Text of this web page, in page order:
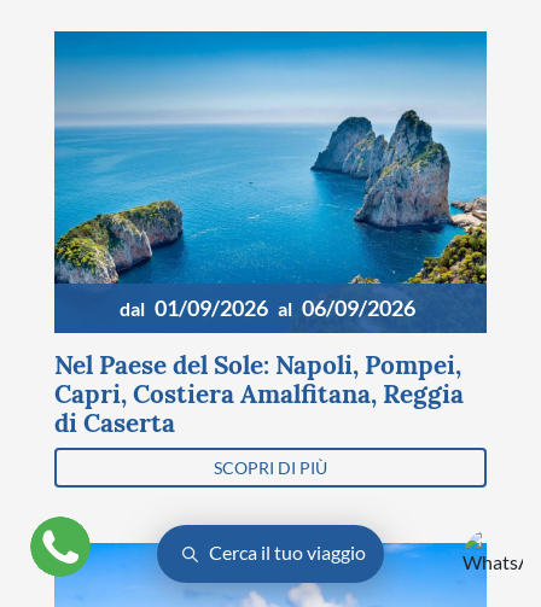
dal 01/09/2026 al 06/09/2026
Nel Paese del Sole: Napoli, Pompei,
Capri, Costiera Amalfitana, Reggia
di Caserta
SCOPRI DI PIÙ
Cerca il tuo viaggio